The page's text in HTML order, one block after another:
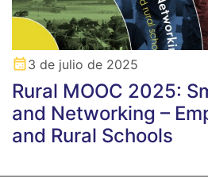
3 de julio de 2025
Rural MOOC 2025:
and Networking –
and Rural Schools